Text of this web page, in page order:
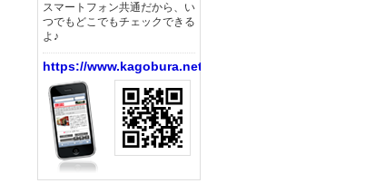
スマートフォン共通だから、い
つでもどこでもチェックできる
よ♪
https://www.kagobura.net/